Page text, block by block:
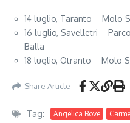
14 luglio, Taranto – Molo
16 luglio, Savelletri –
Balla
18 luglio, Otranto – Molo
Share Article
Tag: Angelica Bove